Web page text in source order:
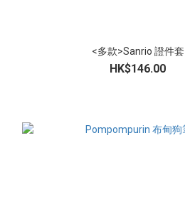
<多款>Sanrio 證件套
HK$146.00